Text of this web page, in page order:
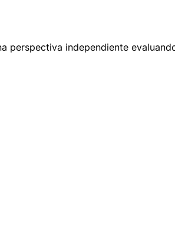
perspectiva independiente